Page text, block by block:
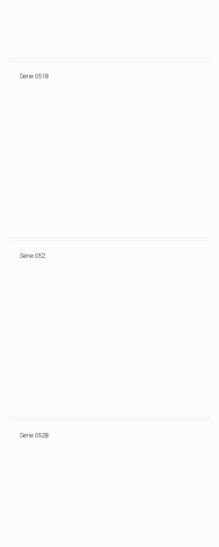
Serie 051B
Serie 052
Serie 052B